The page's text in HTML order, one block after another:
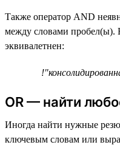
Также оператор AND
между словами пробел(ы).
эквивалетнен:
OR — найти
Иногда найти нужные
ключевым словам или